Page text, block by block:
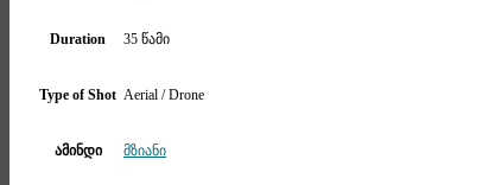
Duration 35 წამი
Type of Shot Aerial / Drone
ამინდი მზიანი